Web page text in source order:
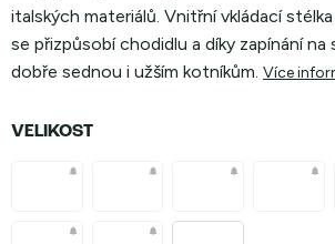
italských materiálů. Vnitřní vkládací
se přizpůsobí chodidlu a díky zapínání
dobře sednou i užším kotníkům. Více
VELIKOST